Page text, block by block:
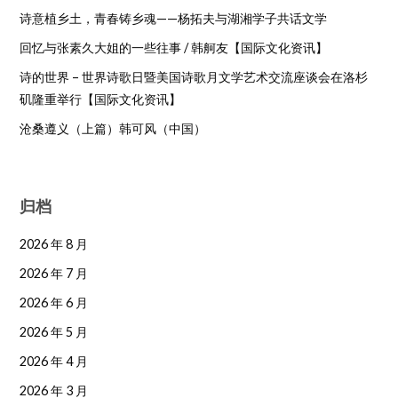
诗意植乡土，青春铸乡魂——杨拓夫与湖湘学子共话文学
回忆与张素久大姐的一些往事 / 韩舸友【国际文化资讯】
诗的世界 – 世界诗歌日暨美国诗歌月文学艺术交流座谈会在洛杉
矶隆重举行【国际文化资讯】
沧桑遵义（上篇）韩可风（中国）
归档
2026 年 8 月
2026 年 7 月
2026 年 6 月
2026 年 5 月
2026 年 4 月
2026 年 3 月